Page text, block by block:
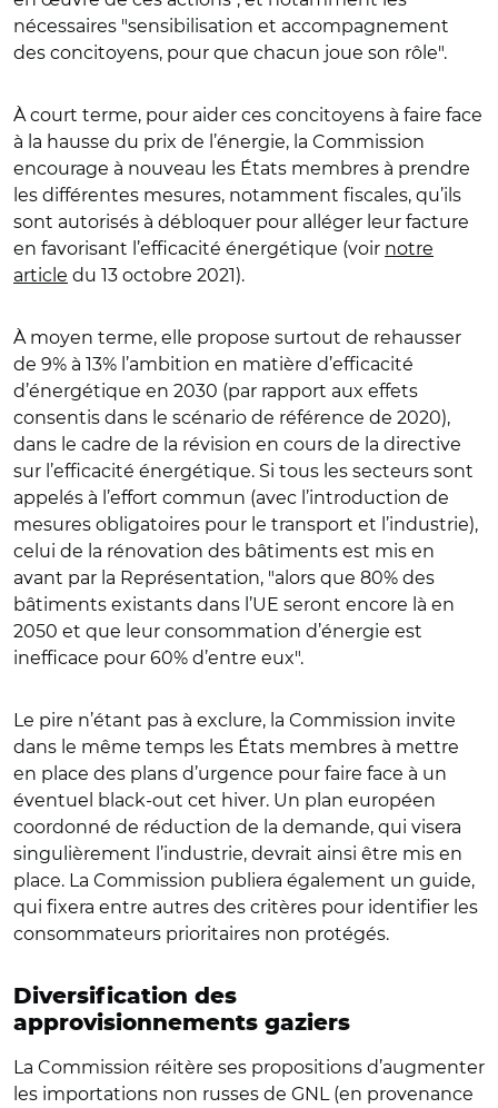
nécessaires "sensibilisation et accompagnement
des concitoyens, pour que chacun joue son rôle".
À court terme, pour aider ces concitoyens à faire face
à la hausse du prix de l’énergie, la Commission
encourage à nouveau les États membres à prendre
les différentes mesures, notamment fiscales, qu’ils
sont autorisés à débloquer pour alléger leur facture
en favorisant l’efficacité énergétique (voir notre
article du 13 octobre 2021).
À moyen terme, elle propose surtout de rehausser
de 9% à 13% l’ambition en matière d’efficacité
d’énergétique en 2030 (par rapport aux effets
consentis dans le scénario de référence de 2020),
dans le cadre de la révision en cours de la directive
sur l’efficacité énergétique. Si tous les secteurs sont
appelés à l’effort commun (avec l’introduction de
mesures obligatoires pour le transport et l’industrie),
celui de la rénovation des bâtiments est mis en
avant par la Représentation, "alors que 80% des
bâtiments existants dans l’UE seront encore là en
2050 et que leur consommation d’énergie est
inefficace pour 60% d’entre eux".
Le pire n’étant pas à exclure, la Commission invite
dans le même temps les États membres à mettre
en place des plans d’urgence pour faire face à un
éventuel black-out cet hiver. Un plan européen
coordonné de réduction de la demande, qui visera
singulièrement l’industrie, devrait ainsi être mis en
place. La Commission publiera également un guide,
qui fixera entre autres des critères pour identifier les
consommateurs prioritaires non protégés.
Diversification des
approvisionnements gaziers
La Commission réitère ses propositions d’augmenter
les importations non russes de GNL (en provenance